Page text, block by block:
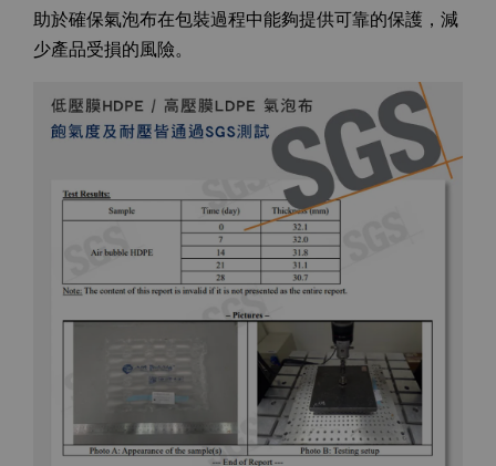
助於確保氣泡布在包裝過程中能夠提供可靠的保護，減
少產品受損的風險。